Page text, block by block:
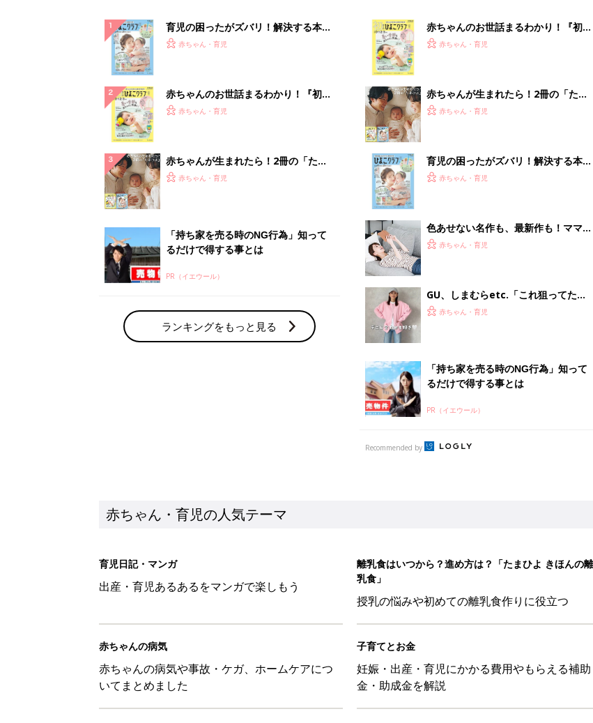
るだけで得する事とは
PR（イエウール）
ランキングをもっと見る
大人気！春カラーアイテム5選
るだけで得する事とは
PR（イエウール）
赤ちゃん・育児の人気テーマ
育児日記・マンガ
離乳食はいつから？進め方は？「たまひよ きほんの離
授乳の悩みや初めての離乳食作りに役立つ
子育てとお金
妊娠・出産・育児にかかる費用やもらえる補助
金・助成金を解説
あなたの「服を捨てるマイルール」、間違っているかも？「思い出があって捨てられない」に収納
スタイリストが喝！
赤ちゃん・育児
セリア「かわいくて機能性も◎」「110円でこのクオリティ」超優秀！トラベルグッズ4選
赤ちゃん・育児
生後3週目の赤ちゃんはよく泣く！？親が悩まされる「魔の3週目」って何？「魔の3カ月」もある